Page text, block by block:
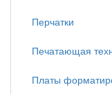
Перчатки
Печатающая
Платы